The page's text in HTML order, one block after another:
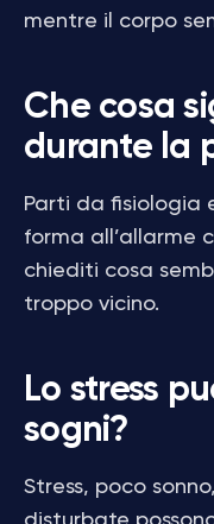
mentre il corpo
Che cosa
durante la
Parti da fisiologia
forma all’allarme
chiediti cosa
troppo vicino.
Lo stress
sogni?
Stress, poco